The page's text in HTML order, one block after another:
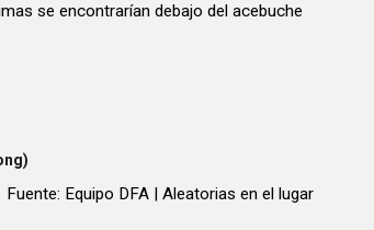
se encontrarían debajo del acebuche
Fuente: Equipo DFA | Aleatorias en el lugar